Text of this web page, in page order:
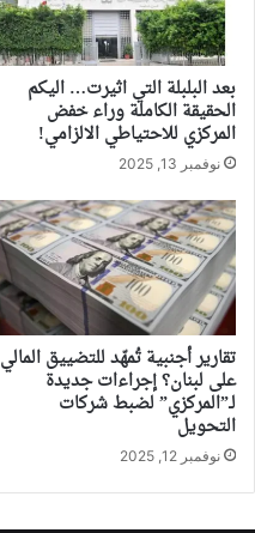
بعد البلبلة التي اثيرت… اليكم
الحقيقة الكاملة وراء خفض
المركزي للاحتياطي الالزامي!
نوفمبر 13, 2025
تقارير أجنبية تُمهّد للتضييق المالي
على لبنان؟ إجراءات جديدة
لـ”المركزي” لضبط شركات
التحويل
نوفمبر 12, 2025